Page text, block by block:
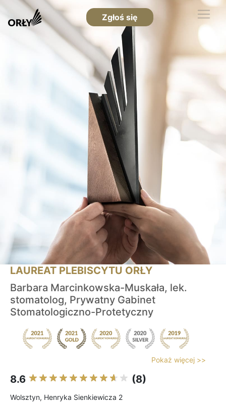
Zgłoś się
LAUREAT PLEBISCYTU ORŁY
Barbara Marcinkowska-Muskała, lek.
stomatolog, Prywatny Gabinet
Stomatologiczno-Protetyczny
Pokaż więcej >>
8.6 (8)
Wolsztyn, Henryka Sienkiewicza 2